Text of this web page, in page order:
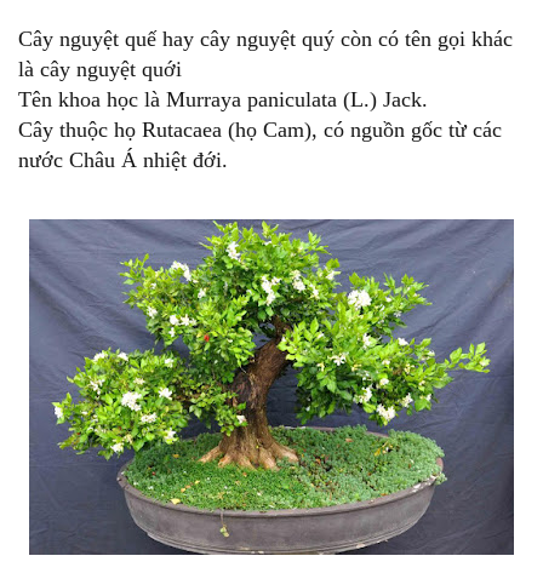
Cây nguyệt quế hay cây nguyệt quý còn có tên gọi khác
là cây nguyệt quới
Tên khoa học là Murraya paniculata (L.) Jack.
Cây thuộc họ Rutacaea (họ Cam), có nguồn gốc từ các
nước Châu Á nhiệt đới.